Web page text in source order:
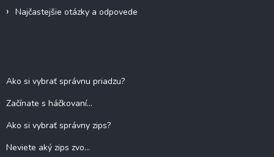
Najčastejšie otázky a odpovede
Ako si vybrať správnu priadzu?
Začínate s háčkovaní...
Ako si vybrať správny zips?
Neviete aký zips zvo...